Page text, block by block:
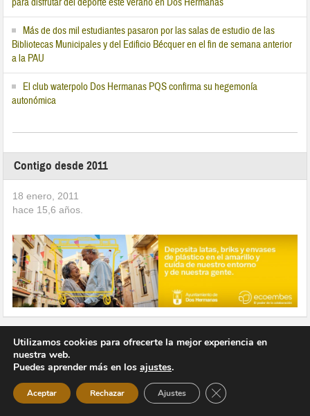
para disfrutar del deporte este verano en Dos Hermanas
Más de dos mil estudiantes pasaron por las salas de estudio de las
Bibliotecas Municipales y del Edificio Bécquer en el fin de semana anterior
a la PAU
El club waterpolo Dos Hermanas PQS confirma su hegemonía
autonómica
Contigo desde 2011
18 enero, 2011
hace 15,6 años.
Copyright © 2026 Vivir en Montequinto Periódico Digital
Utilizamos cookies para ofrecerte la mejor experiencia en
nuestra web.
Puedes aprender más en los ajustes.
Aceptar Rechazar Ajustes Cerrar el banner de